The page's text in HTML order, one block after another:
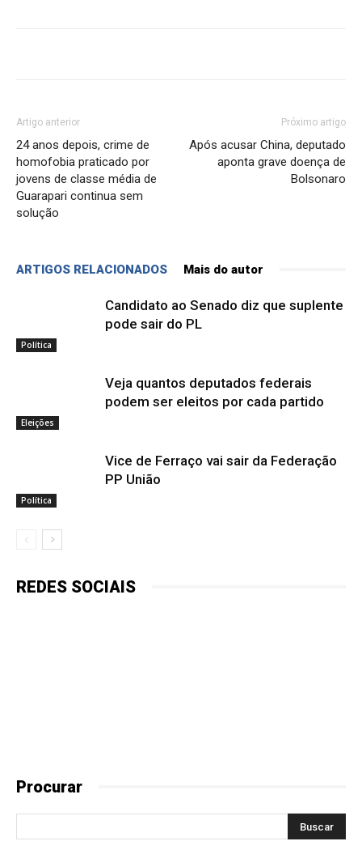
Artigo anterior
24 anos depois, crime de
homofobia praticado por
jovens de classe média de
Guarapari continua sem
solução
Próximo artigo
Após acusar China, deputado
aponta grave doença de
Bolsonaro
ARTIGOS RELACIONADOS Mais do autor
Política
Candidato ao Senado diz que suplente
pode sair do PL
Eleições
Veja quantos deputados federais
podem ser eleitos por cada partido
Política
Vice de Ferraço vai sair da Federação
PP União
REDES SOCIAIS
Procurar